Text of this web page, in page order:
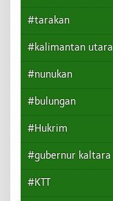
#tarakan
#kalimantan utara
#nunukan
#bulungan
#Hukrim
#gubernur kaltara
#KTT